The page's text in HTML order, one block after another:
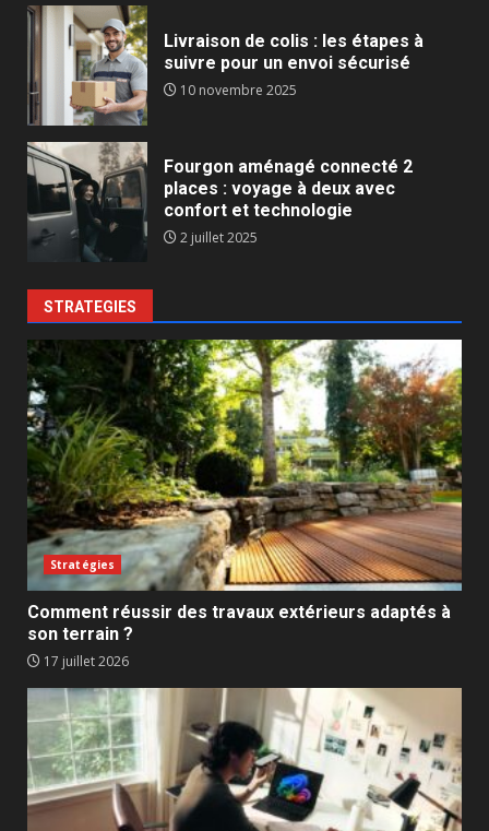
Livraison de colis : les étapes à
suivre pour un envoi sécurisé
10 novembre 2025
Fourgon aménagé connecté 2
places : voyage à deux avec
confort et technologie
2 juillet 2025
STRATEGIES
Stratégies
Comment réussir des travaux extérieurs adaptés à
son terrain ?
17 juillet 2026